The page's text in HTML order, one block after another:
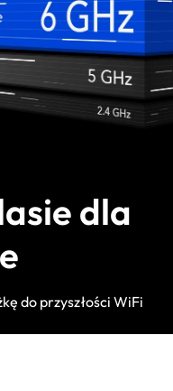
dla
do przyszłości WiFi